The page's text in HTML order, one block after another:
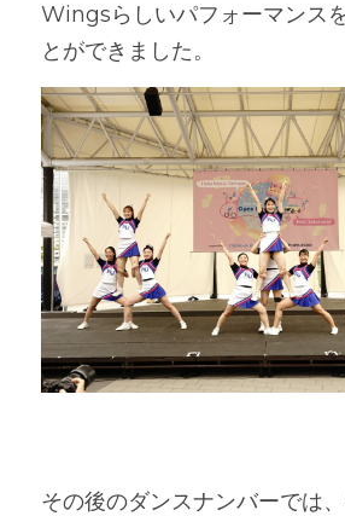
Wingsらしいパフォーマンス
とができました。
その後のダンスナンバーでは